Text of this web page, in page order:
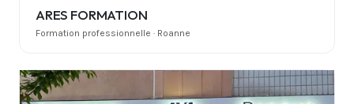
ARES FORMATION
Formation professionnelle · Roanne